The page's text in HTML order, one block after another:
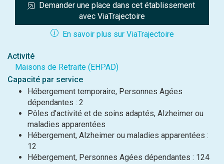
Demander une place dans cet établissement
avec ViaTrajectoire
En savoir plus sur ViaTrajectoire
Activité
Maisons de Retraite (EHPAD)
Capacité par service
Hébergement temporaire, Personnes Agées
dépendantes : 2
Pôles d'activité et de soins adaptés, Alzheimer ou
maladies apparentées
Hébergement, Alzheimer ou maladies apparentées :
12
Hébergement, Personnes Agées dépendantes : 124